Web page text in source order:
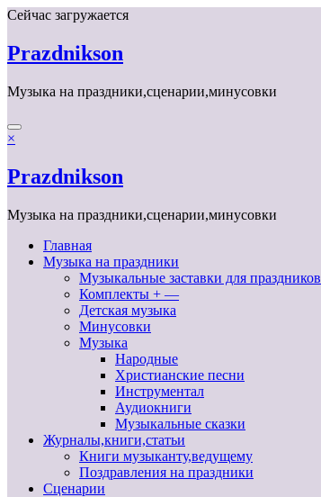
Перейти
содержимому
Сейчас загружается
Prazdnikson
Музыка на праздники,сценарии,минусовки
×
Prazdnikson
Музыка на праздники,сценарии,минусовки
Главная
Музыка на праздники
Музыкальные заставки для праздников
Комплекты + —
Детская музыка
Минусовки
Музыка
Народные
Христианские песни
Инструментал
Аудиокниги
Музыкальные сказки
Журналы,книги,статьи
Книги музыканту,ведущему
Поздравления на праздники
Сценарии